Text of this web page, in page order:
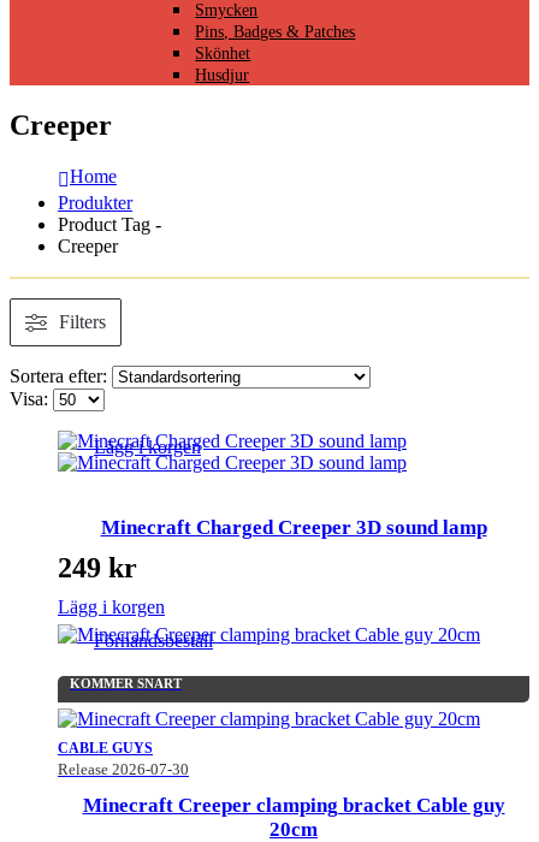
Smycken
Pins, Badges & Patches
Skönhet
Husdjur
Creeper
Home
Produkter
Product Tag -
Creeper
Filters
Sortera efter:
Visa:
Lägg i korgen
Minecraft Charged Creeper 3D sound lamp
249 kr
Lägg i korgen
KOMMER SNART
CABLE GUYS
Release 2026-07-30
Förhandsbeställ
Minecraft Creeper clamping bracket Cable guy
20cm